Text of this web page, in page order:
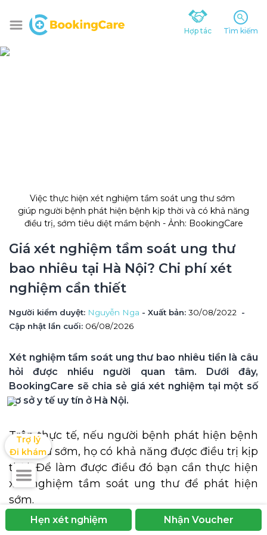
Hợp tác Tìm kiếm
Việc thực hiện xét nghiệm tầm soát ung thư sớm
giúp người bệnh phát hiện bệnh kịp thời và có khả năng
điều trị, sớm tiêu diệt mầm bệnh - Ảnh: BookingCare
Giá xét nghiệm tầm soát ung thư
bao nhiêu tại Hà Nội? Chi phí xét
nghiệm cần thiết
Người kiểm duyệt: Nguyễn Nga - Xuất bản: 30/08/2022 -
Cập nhật lần cuối: 06/08/2026
Xét nghiệm tầm soát ung thư bao nhiêu tiền là câu
hỏi được nhiều người quan tâm. Dưới đây,
BookingCare sẽ chia sẻ giá xét nghiệm tại một số
cơ sở y tế uy tín ở Hà Nội.
Trên thực tế, nếu người bệnh phát hiện bệnh
ung thư sớm, họ có khả năng được điều trị kịp
thời. Để làm được điều đó bạn cần thực hiện
xét nghiệm tầm soát ung thư để phát hiện
sớm.
Trong nội dung bài viết này, BookingCare chia
Trợ lý
Đi khám
Hẹn xét nghiệm Nhận Voucher